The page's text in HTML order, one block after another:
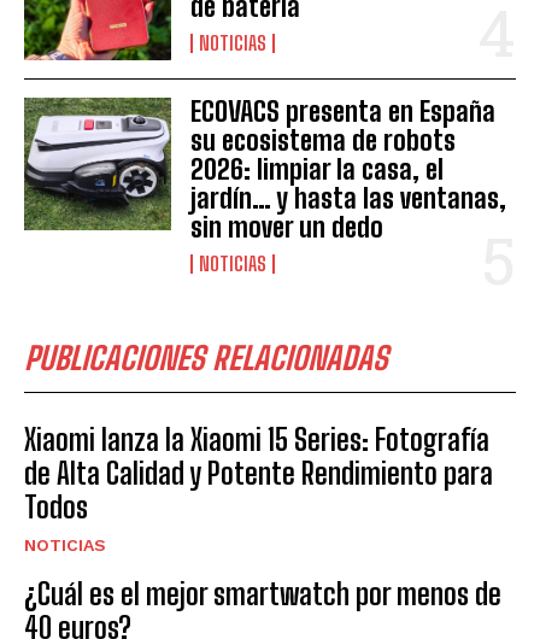
NOTICIAS
ECOVACS presenta en España
su ecosistema de robots
2026: limpiar la casa, el
jardín… y hasta las ventanas,
sin mover un dedo
NOTICIAS
PUBLICACIONES RELACIONADAS
Xiaomi lanza la Xiaomi 15 Series: Fotografía
de Alta Calidad y Potente Rendimiento para
Todos
NOTICIAS
¿Cuál es el mejor smartwatch por menos de
40 euros?